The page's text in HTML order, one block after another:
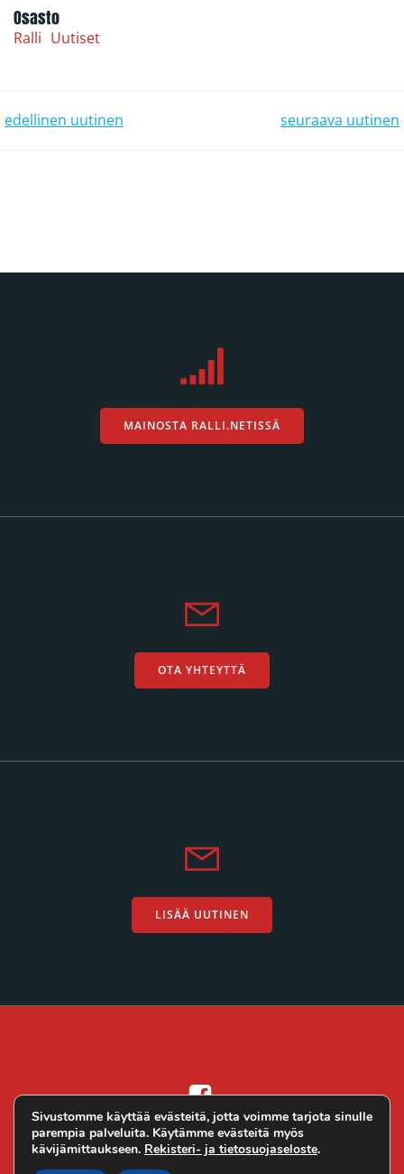
Osasto
Ralli Uutiset
edellinen uutinen seuraava uutinen
MAINOSTA RALLI.NETISSÄ
OTA YHTEYTTÄ
LISÄÄ UUTINEN
© 2026 Ralli.net. ToteutusAltivo Oy
Sivustomme käyttää evästeitä, jotta voimme tarjota sinulle
parempia palveluita. Käytämme evästeitä myös
kävijämittaukseen. Rekisteri- ja tietosuojaseloste.